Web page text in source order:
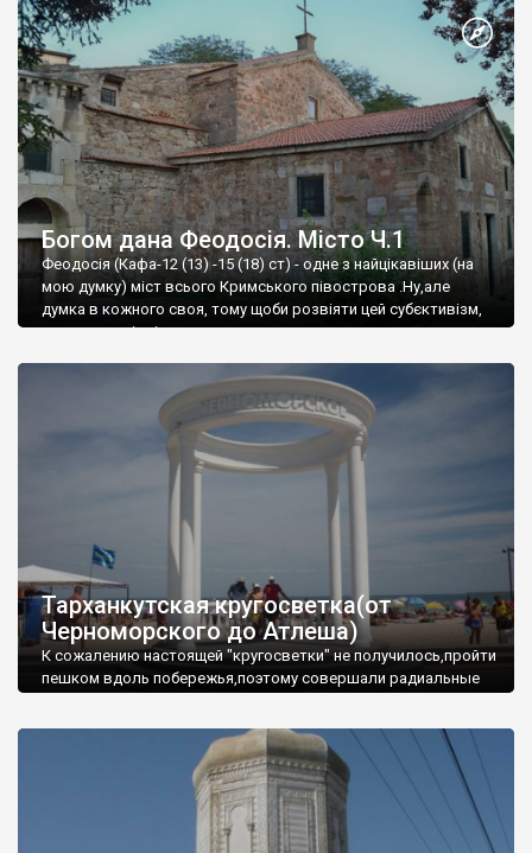
Богом дана Феодосія. Місто Ч.1
Феодосія (Кафа-12 (13) -15 (18) ст) - одне з найцікавіших (на
мою думку) міст всього Кримського півострова .Ну,але
думка в кожного своя, тому щоби розвіяти цей субєктивізм,
запрошую відвідати це
Тарханкутская кругосветка(от
Черноморского до Атлеша)
К сожалению настоящей "кругосветки" не получилось,пройти
пешком вдоль побережья,поэтому совершали радиальные